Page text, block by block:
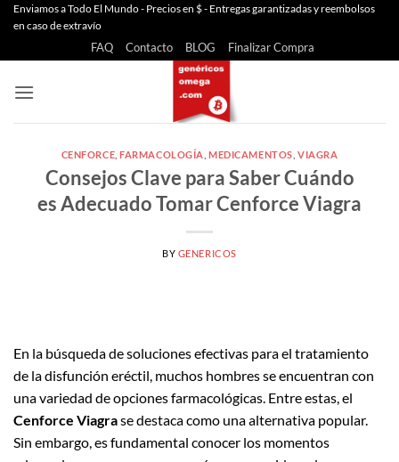
Saltar
Enviamos a Todo El Mundo - Precios en $ - Entregas garantizadas y reembolsos
en caso de extravío
FAQ Contacto BLOG Finalizar Compra
CENFORCE ,FARMACOLOGÍA ,MEDICAMENTOS VIAGRA
Consejos Clave para Saber Cuándo
es Adecuado Tomar Cenforce Viagra
BY GENERICOS
En la búsqueda de soluciones efectivas para el tratamiento
de la disfunción eréctil, muchos hombres se encuentran con
una variedad de opciones farmacológicas. Entre estas, el
Cenforce Viagrase destaca como una alternativa popular.
Sin embargo, es fundamental conocer los momentos